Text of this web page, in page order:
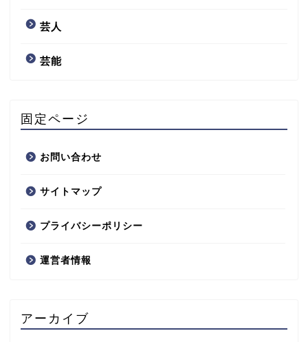
芸人
芸能
固定ページ
お問い合わせ
サイトマップ
プライバシーポリシー
運営者情報
アーカイブ